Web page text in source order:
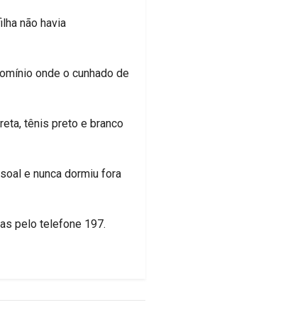
não havia
onde o cunhado de
tênis preto e branco
e nunca dormiu fora
pelo telefone 197.